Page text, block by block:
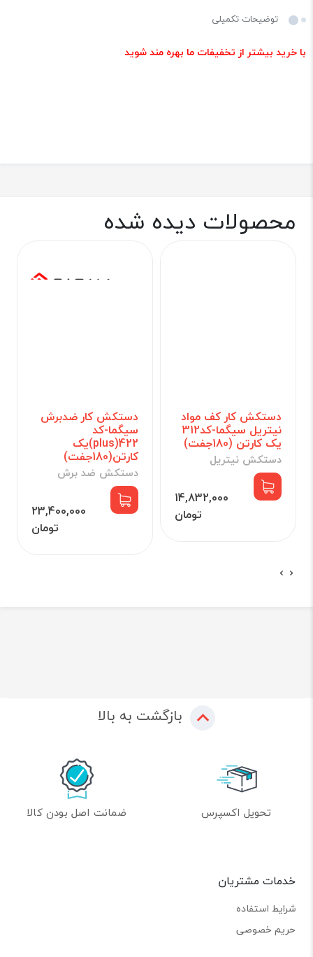
توضیحات تکمیلی
با خرید بیشتر از تخفیفات ما بهره مند شوید
محصولات دیده شده
دستکش کار کف مواد
نیتریل سیگما-کد312
یک کارتن (180جفت)
دستکش نیتریل
14,832,000
تومان
دستکش کار ضدبرش
سیگما-کد
422(plus)یک
کارتن(180جفت)
دستکش ضد برش
23,400,000
تومان
بازگشت به بالا
تحویل اکسپرس ضمانت اصل بودن کالا
خدمات مشتریان
شرایط استفاده
حریم خصوصی